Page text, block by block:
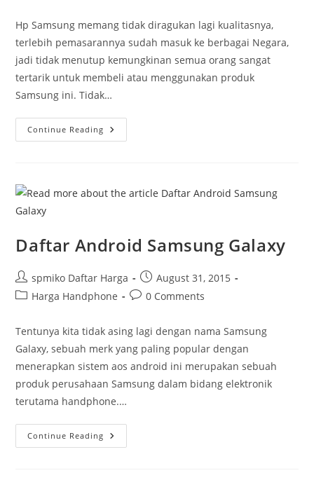
Hp Samsung memang tidak diragukan lagi kualitasnya,
terlebih pemasarannya sudah masuk ke berbagai Negara,
jadi tidak menutup kemungkinan semua orang sangat
tertarik untuk membeli atau menggunakan produk
Samsung ini. Tidak…
Continue Reading Spesifikasi
Harga
Daftar Android Samsung Galaxy
Post
author:
spmiko Daftar Harga
Post
published:
August 31, 2015
PostHarga Handphone
Post0 Comments
Tentunya kita tidak asing lagi dengan nama Samsung
Galaxy, sebuah merk yang paling popular dengan
menerapkan sistem aos android ini merupakan sebuah
produk perusahaan Samsung dalam bidang elektronik
terutama handphone.…
Continue Reading Daftar
Android